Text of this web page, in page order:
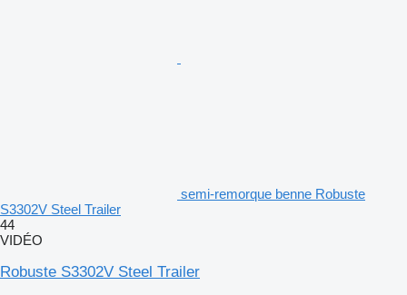
semi-remorque benne Robuste
S3302V Steel Trailer
44
VIDÉO
Robuste S3302V Steel Trailer